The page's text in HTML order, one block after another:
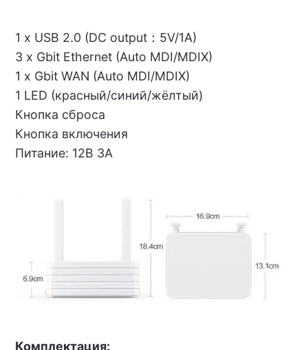
1 х USB 2.0 (DC output：5V/1A)
3 х Gbit Ethernet (Auto MDI/MDIX)
1 x Gbit WAN (Auto MDI/MDIX)
1 LED (красный/синий/жёлтый)
Кнопка сброса
Кнопка включения
Питание: 12В 3A
Комплектация: